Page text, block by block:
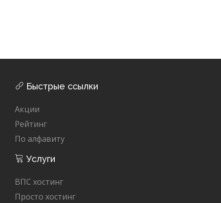
Быстрые ссылки
Акции
Рейтинг
По алфавиту
Услуги
ВПС хостинг
Просто хостинг